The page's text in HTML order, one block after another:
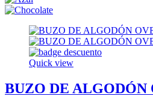
Quick view
BUZO DE ALGODÓN